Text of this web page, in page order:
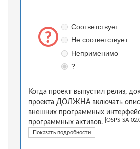
Соответствует
Не соответствует
Неприменимо
?
Когда проект выпустил релиз,
проекта ДОЛЖНА включать
внешних программных
программных активов.
[OSPS-SA-
Показать подробности